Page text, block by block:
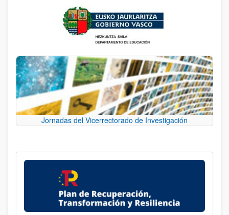
Jornadas del Vicerrectorado de Investigación